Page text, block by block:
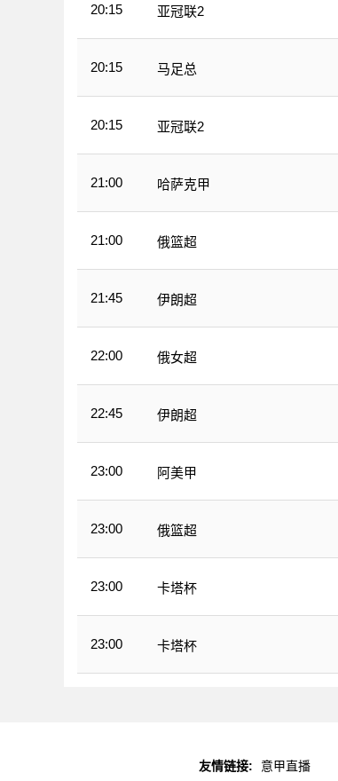
20:15 亚冠联2
20:15 马足总
20:15 亚冠联2
21:00 哈萨克甲
21:00 俄篮超
21:45 伊朗超
22:00 俄女超
22:45 伊朗超
23:00 阿美甲
23:00 俄篮超
23:00 卡塔杯
23:00 卡塔杯
友情链接: 意甲直播